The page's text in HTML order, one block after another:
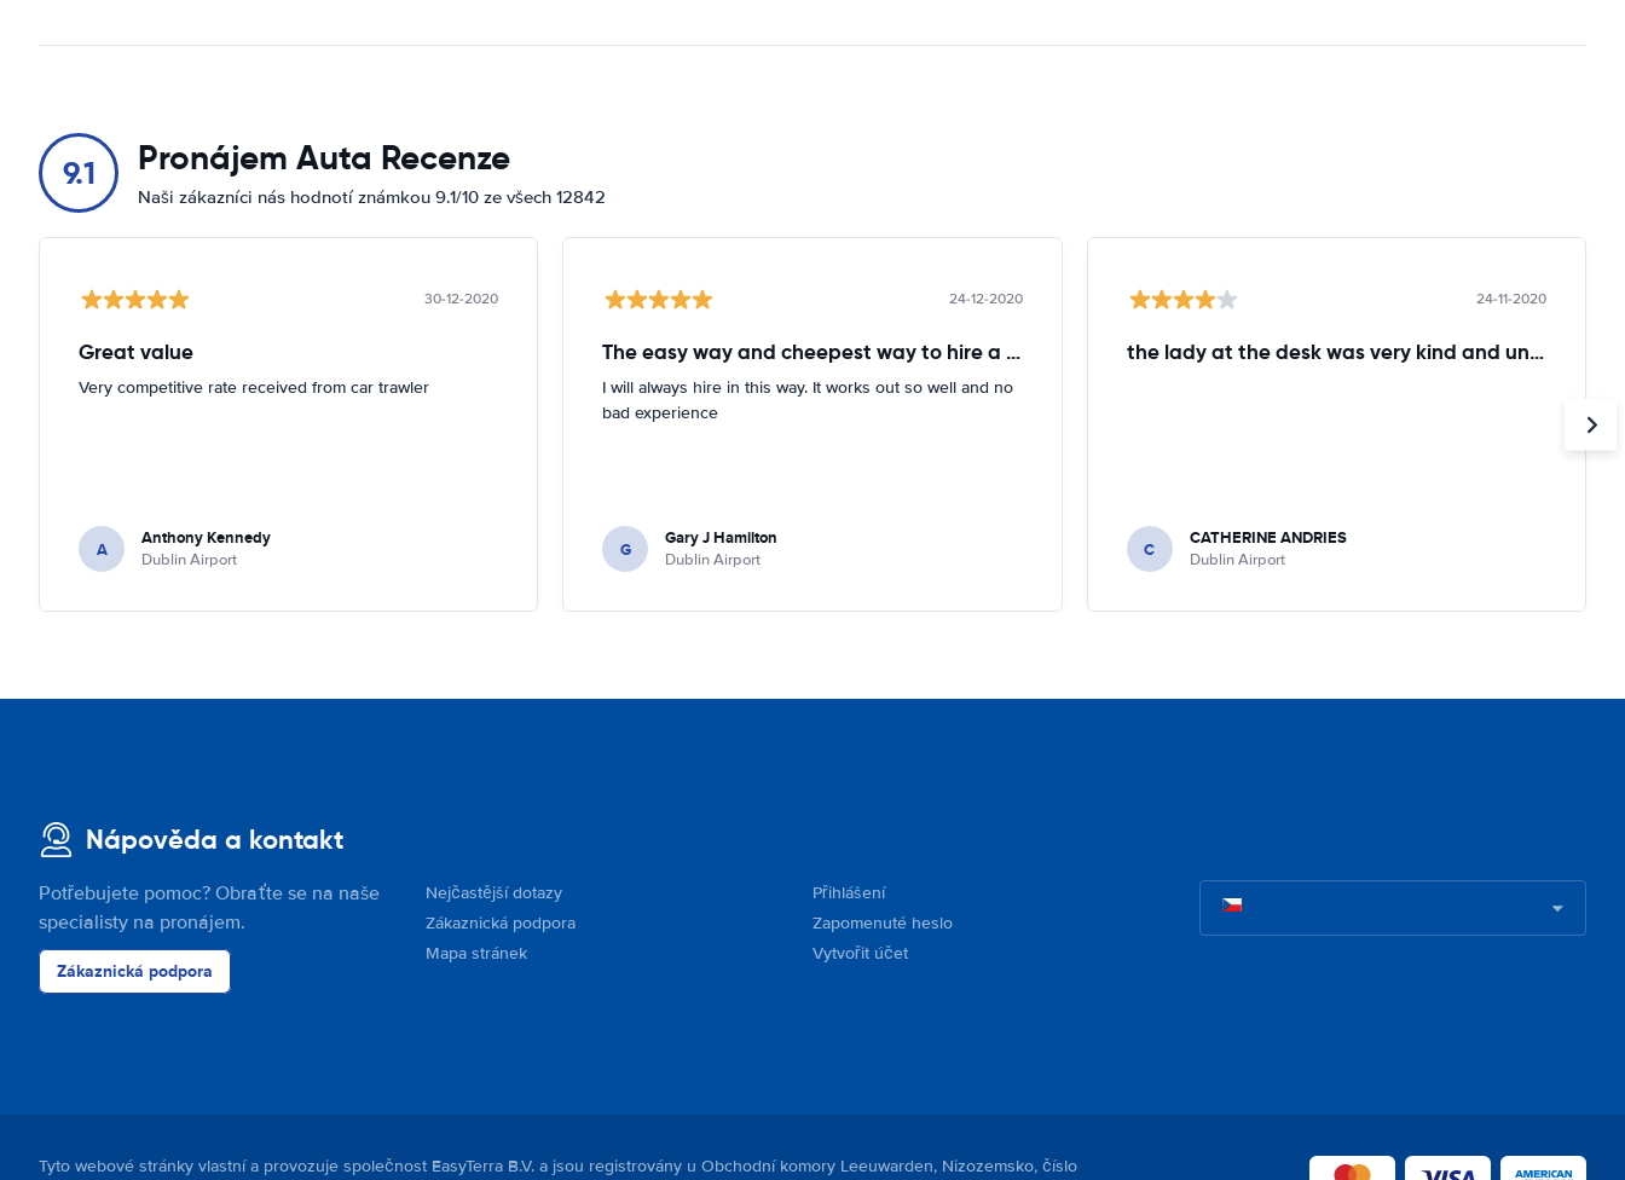
9.1 Pronájem Auta Recenze
Naši zákazníci nás hodnotí známkou 9.1/10 ze všech 12842
30-12-2020
Great value
Very competitive rate received from car trawler
A Anthony Kennedy
Dublin Airport
24-12-2020
The easy way and cheepest way to hire a car
I will always hire in this way. It works out so well and no
bad experience
G Gary J Hamilton
Dublin Airport
24-11-2020
the lady at the desk was very kind and understanding!
C CATHERINE ANDRIES
Dublin Airport
Nápověda a kontakt
Potřebujete pomoc? Obraťte se na naše
specialisty na pronájem.
Zákaznická podpora
Nejčastější dotazy
Zákaznická podpora
Mapa stránek
Přihlášení
Zapomenuté heslo
Vytvořit účet
Tyto webové stránky vlastní a provozuje společnost EasyTerra B.V. a jsou registrovány u Obchodní komory Leeuwarden, Nizozemsko, číslo